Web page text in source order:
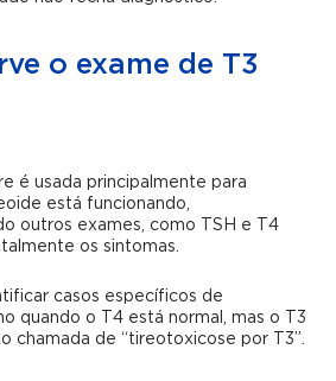
o exame de T3
é usada principalmente para
está funcionando,
outros exames, como TSH e T4
os sintomas.
casos específicos de
quando o T4 está normal, mas o T3
chamada de “tireotoxicose por T3”.